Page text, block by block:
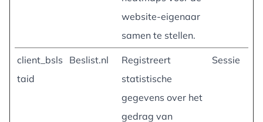
website-eigenaar
samen te stellen.
client_bsls
taid
Beslist.nl
Registreert
statistische
gegevens over het
gedrag van
Sessie